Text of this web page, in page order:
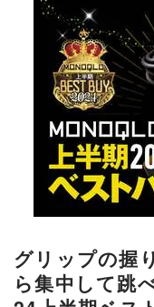
グリップの握
ら集中して跳